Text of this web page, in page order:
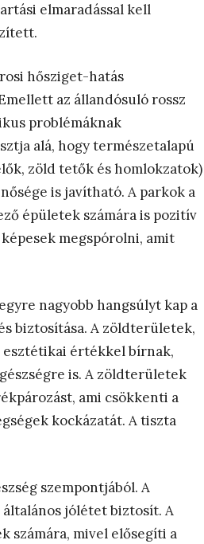
elmaradással kell
hősziget-hatás
az állandósuló rossz
problémáknak
alá, hogy természetalapú
zöld tetők és homlokzatok)
is javítható. A parkok a
épületek számára is pozitív
megspórolni, amit
nagyobb hangsúlyt kap a
biztosítása. A zöldterületek,
esztétikai értékkel bírnak,
is. A zöldterületek
ami csökkenti a
kockázatát. A tiszta
szempontjából. A
jólétet biztosít. A
számára, mivel elősegíti a